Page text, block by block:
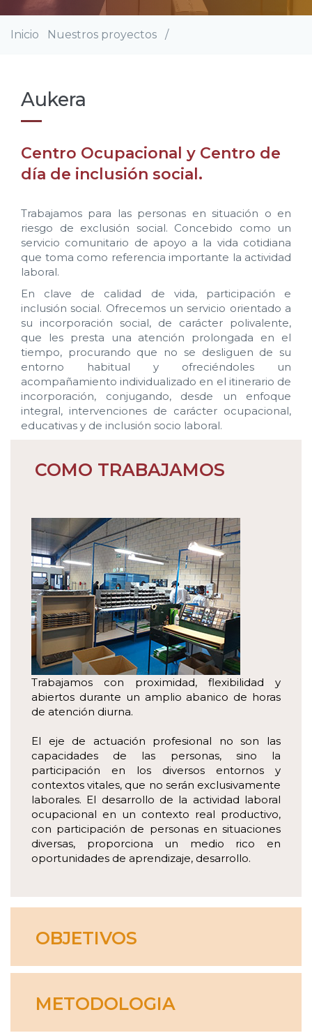
Sobrescribir
Inicio Nuestros proyectos /
Aukera
Centro Ocupacional y Centro de
día de inclusión social.
Trabajamos para las personas en situación o en
riesgo de exclusión social. Concebido como un
servicio comunitario de apoyo a la vida cotidiana
que toma como referencia importante la actividad
laboral.
En clave de calidad de vida, participación e
inclusión social. Ofrecemos un servicio orientado a
su incorporación social, de carácter polivalente,
que les presta una atención prolongada en el
tiempo, procurando que no se desliguen de su
entorno habitual y ofreciéndoles un
acompañamiento individualizado en el itinerario de
incorporación, conjugando, desde un enfoque
integral, intervenciones de carácter ocupacional,
educativas y de inclusión socio laboral.
COMO TRABAJAMOS
Trabajamos con proximidad, flexibilidad y
abiertos durante un amplio abanico de horas
de atención diurna.
El eje de actuación profesional no son las
capacidades de las personas, sino la
participación en los diversos entornos y
contextos vitales, que no serán exclusivamente
laborales. El desarrollo de la actividad laboral
ocupacional en un contexto real productivo,
con participación de personas en situaciones
diversas, proporciona un medio rico en
oportunidades de aprendizaje, desarrollo.
OBJETIVOS
METODOLOGIA